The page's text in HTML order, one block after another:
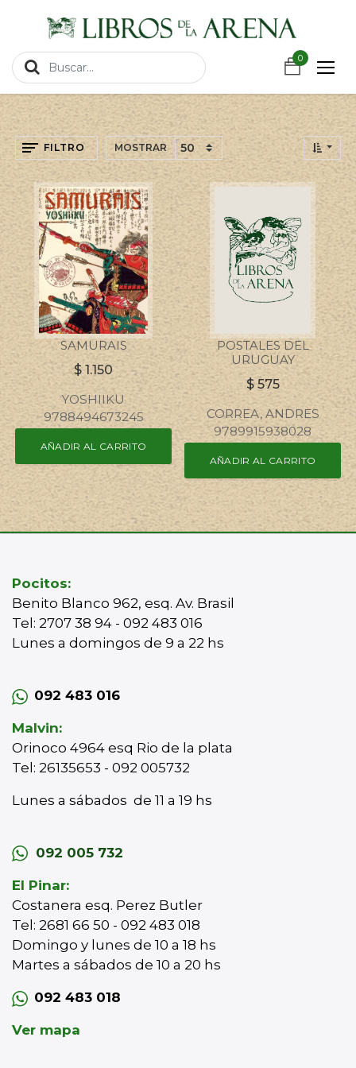
0
0
FILTRO MOSTRAR
SAMURAIS
$ 1.150
YOSHIIKU
9788494673245
AÑADIR AL CARRITO
POSTALES DEL
URUGUAY
$575
CORREA, ANDRES
9789915938028
AÑADIR AL CARRITO
Pocitos:
Benito Blanco 962, esq. Av. Brasil
Tel: 2707 38 94 - 092 483 016
Lunes a domingos de 9 a 22 hs
092 483 016
Malvin:
Orinoco 4964 esq Rio de la plata
Tel: 26135653 - 092 005732
Lunes a sábados de 11 a 19 hs
092 005 732
El Pinar:
Costanera esq. Perez Butler
Tel: 2681 66 50 - 092 483 018
Domingo y lunes de 10 a 18 hs
Martes a sábados de 10 a 20 hs
092 483 018
Ver mapa